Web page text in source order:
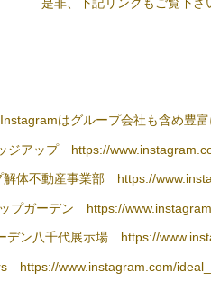
はグループ会社も含め豊
ジアップ https://
解体不動産事業部 https://
プガーデン https://
デン八千代展示場 https://
https://www.instagram.com/